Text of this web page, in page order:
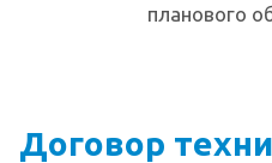
планового
Договор